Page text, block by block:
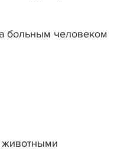
больным человеком
животными